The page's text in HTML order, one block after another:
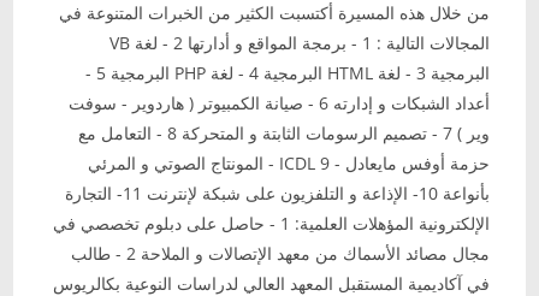
من خلال هذه المسيرة أكتسبت الكثير من الخبرات المتنوعة في
المجالات التالية : 1 - برمجة المواقع و أدارتها 2 - لغة VB
البرمجية 3 - لغة HTML البرمجية 4 - لغة PHP البرمجية 5 -
أعداد الشبكات و إدارته 6 - صيانة الكمبيوتر ( هاردوير - سوفت
وير ) 7 - تصميم الرسومات الثابتة و المتحركة 8 - التعامل مع
حزمة أوفس مايعادل - ICDL 9 - المونتاج الصوتي و المرئي
بأنواعة 10- الإذاعة و التلفزيون على شبكة لإنترنت 11- التجارة
الإلكترونية المؤهلات العلمية: 1 - حاصل على دبلوم تخصصي في
مجال مصائد الأسماك من معهد الإتصالات و الملاحة 2 - طالب
في آكاديمية المستقبل المعهد العالي لدراسات النوعية بكالريوس